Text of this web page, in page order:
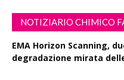
NOTIZIARIO CHIMICO
EMA Horizon Scanning,
degradazione mirata